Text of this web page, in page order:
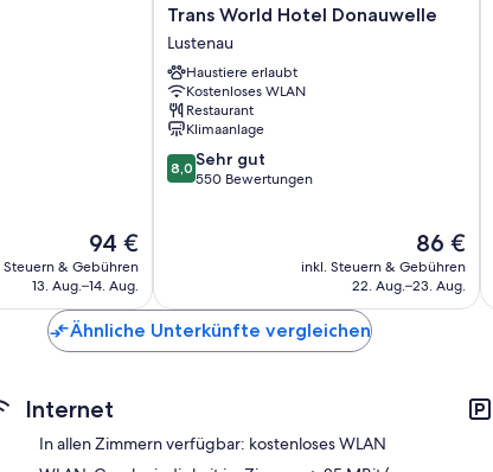
Der
Preis
beträgt
94 €
Steuern & Gebühren
13. Aug.–14. Aug.
Trans
World
Hotel
Donauwelle
Lustenau
Trans World Hotel Donauwelle
Lustenau
Haustiere erlaubt
Kostenloses WLAN
Restaurant
Klimaanlage
8.0
von
8,0 Sehr gut
550 Bewertungen
Der
Preis
beträgt
86 €
inkl. Steuern & Gebühren
22. Aug.–23. Aug.
Ähnliche Unterkünfte vergleichen
Internet
In allen Zimmern verfügbar: kostenloses WLAN